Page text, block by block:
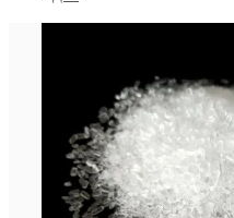
Продукты сульфата магния>
Гептагидрат сульфата магния